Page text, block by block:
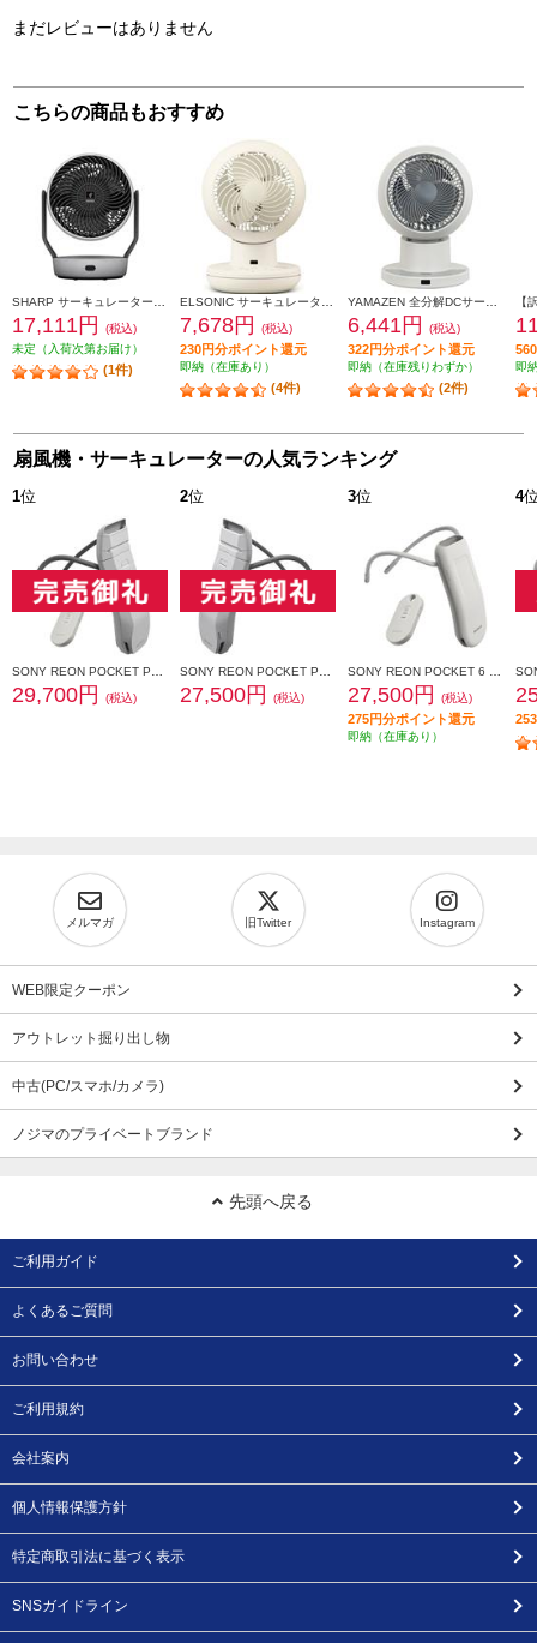
まだレビューはありません
こちらの商品もおすすめ
17,111円
(税込)
未定（入荷次第お届け）
(1件)
7,678円 (税込)
230円分ポイント還元
即納（在庫あり）
(4件)
6,441円 (税込)
322円分ポイント還元
即納（在庫残りわずか）
(2件)
即
扇風機・サーキュレーターの人気ランキング
1位
29,700円 (税込)
2位
27,500円 (税込)
3位
27,500円 (税込)
275円分ポイント還元
即納（在庫あり）
4
メルマガ 旧Twitter Instagram
WEB限定クーポン
アウトレット掘り出し物
中古(PC/スマホ/カメラ)
ノジマのプライベートブランド
先頭へ戻る
ご利用ガイド
よくあるご質問
お問い合わせ
ご利用規約
会社案内
個人情報保護方針
特定商取引法に基づく表示
SNSガイドライン